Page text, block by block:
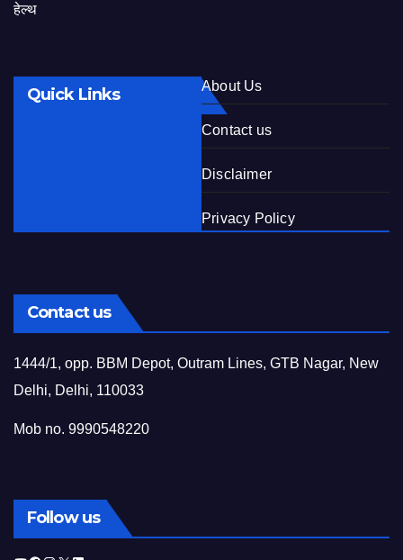
हेल्थ
Quick Links About Us
Contact us
Disclaimer
Privacy Policy
Contact us
1444/1, opp. BBM Depot, Outram Lines, GTB Nagar, New
Delhi, Delhi, 110033
Mob no. 9990548220
Follow us